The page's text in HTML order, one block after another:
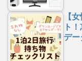
【
ト
デー